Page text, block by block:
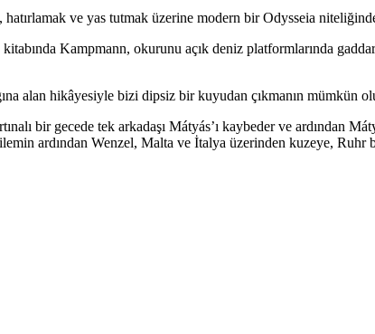
hatırlamak ve yas tutmak üzerine modern bir Odysseia
Kampmann, okurunu açık deniz platformlarında
alan hikâyesiyle bizi dipsiz bir kuyudan çıkmanın mümkün
bir gecede tek arkadaşı Mátyás’ı kaybeder ve ardından
ardından Wenzel, Malta ve İtalya üzerinden kuzeye, Ruhr